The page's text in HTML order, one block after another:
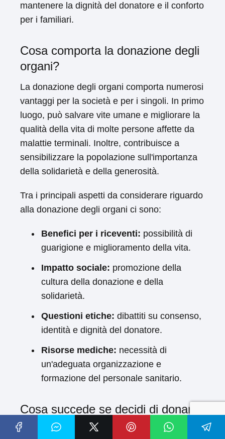
mantenere la dignità del donatore e il conforto
per i familiari.
Cosa comporta la donazione degli
organi?
La donazione degli organi comporta numerosi
vantaggi per la società e per i singoli. In primo
luogo, può salvare vite umane e migliorare la
qualità della vita di molte persone affette da
malattie terminali. Inoltre, contribuisce a
sensibilizzare la popolazione sull'importanza
della solidarietà e della generosità.
Tra i principali aspetti da considerare riguardo
alla donazione degli organi ci sono:
Benefici per i riceventi: possibilità di
guarigione e miglioramento della vita.
Impatto sociale: promozione della
cultura della donazione e della
solidarietà.
Questioni etiche: dibattiti su consenso,
identità e dignità del donatore.
Risorse mediche: necessità di
un'adeguata organizzazione e
formazione del personale sanitario.
Cosa succede se decidi di donare
gli organi?